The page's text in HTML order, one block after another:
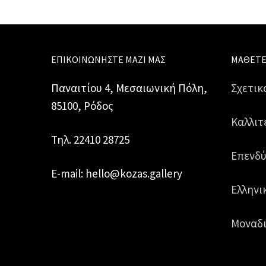
ΕΠΙΚΟΙΝΩΝΉΣΤΕ ΜΑΖΊ ΜΑΣ
Παναιτίου 4, Μεσαιωνική Πόλη,
85100, Ρόδος
Τηλ. 22410 28725
E-mail: hello@kozas.gallery